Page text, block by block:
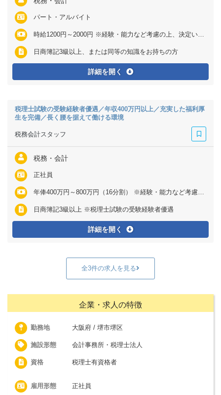
パート・アルバイト
時給1200円～2000円 ※経験・能力など考慮の上、決定いたします
日商簿記3級以上、または同等の知識をお持ちの方
詳細を開く
税理士試験の受験経験者優遇／年収400万円以上／充実した福利厚
生を完備／長く腰を据えて働ける環境
税務会計スタッフ
税務・会計
正社員
年俸400万円～800万円（16分割） ※経験・能力など考慮の上、決定いたします ※残業代は全額支給
日商簿記3級以上 ※税理士試験の受験経験者優遇
詳細を開く
全3件の求人を見る
企業・求人の特徴
勤務地 大阪府 / 堺市堺区
施設形態 会計事務所・税理士法人
資格 税理士有資格者
雇用形態 正社員